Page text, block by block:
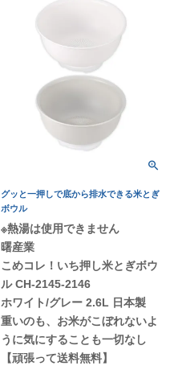
グッと一押しで底から排水できる米とぎ
ボウル
※熱湯は使用できません
曙産業
こめコレ！いち押し米とぎボウ
ル CH-2145-2146
ホワイト/グレー 2.6L 日本製
重いのも、お米がこぼれないよ
うに気にすることも一切なし
【頑張って送料無料】